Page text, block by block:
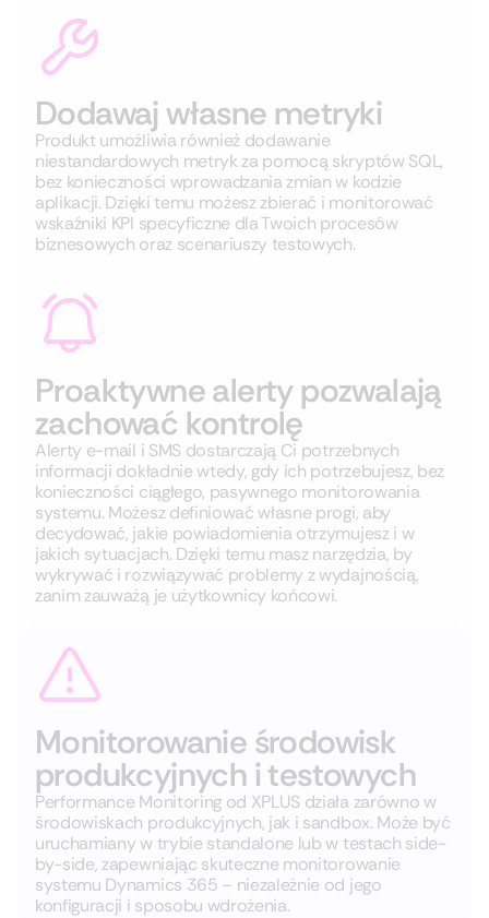
Dodawaj własne metryki
Produkt umożliwia również dodawanie
niestandardowych metryk za pomocą skryptów SQL,
bez konieczności wprowadzania zmian w kodzie
aplikacji. Dzięki temu możesz zbierać i monitorować
wskaźniki KPI specyficzne dla Twoich procesów
biznesowych oraz scenariuszy testowych.
Proaktywne alerty pozwalają
zachować kontrolę
Alerty e-mail i SMS dostarczają Ci potrzebnych
informacji dokładnie wtedy, gdy ich potrzebujesz, bez
konieczności ciągłego, pasywnego monitorowania
systemu. Możesz definiować własne progi, aby
decydować, jakie powiadomienia otrzymujesz i w
jakich sytuacjach. Dzięki temu masz narzędzia, by
wykrywać i rozwiązywać problemy z wydajnością,
zanim zauważą je użytkownicy końcowi.
Monitorowanie środowisk
produkcyjnych i testowych
Performance Monitoring od XPLUS działa zarówno w
środowiskach produkcyjnych, jak i sandbox. Może być
uruchamiany w trybie standalone lub w testach side-
by-side, zapewniając skuteczne monitorowanie
systemu Dynamics 365 – niezależnie od jego
konfiguracji i sposobu wdrożenia.